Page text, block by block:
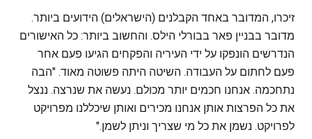
זיכרו, המדובר באחד הקבלנים (הישראלים) הידועים ביותר.
מדובר בבניין פאר בבורלי הילס. והחשוב ביותר: כל האישורים
הנדרשים הונפקו על ידי העיריה והפקחים הגיעו פעם אחר
פעם לחתום על העבודה. השיטה היתה פשוטה מאוד. "הבה
נתחכמה. אנחנו חכמים יותר מכולם. נעשה את שנרצה. ננצל
את כל הפרצות אותן אנחנו מכירים ואותן שיכללנו מפרויקט
לפרויקט. נשמן את כל מי שצריך וניתן לשמן."